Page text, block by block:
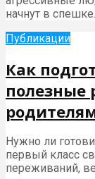
начнут в
Публикации
Как
полезные
Нужно ли
первый класс
переживаний,